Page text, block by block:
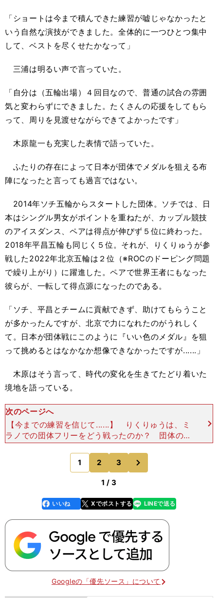
「ショートは今まで積んできた練習が嘘じゃなかったと
いう自然な演技ができました。全体的に一つひとつ集中
して、ベストを尽くせたかなって」
三浦は明るい声で言っていた。
「自分は（五輪出場）４回目なので、普通の試合の雰囲
気と変わらずにできました。たくさんの応援をしてもら
って、周りを見渡せながらできてよかったです」
木原龍一も充実した表情で語っていた。
ふたりの存在によって日本が団体でメダルを狙える布
陣になったと言っても過言ではない。
2014年ソチ五輪からスタートした団体。ソチでは、日
本はシングル男女がポイントを重ねたが、カップル競技
のアイスダンス、ペアは得点が伸びず５位に終わった。
2018年平昌五輪も同じく５位。それが、りくりゅうが参
戦した2022年北京五輪は２位（※ROCのドーピング問題
で繰り上がり）に躍進した。ペアで世界王者にもなった
彼らが、一転して得点源になったのである。
「ソチ、平昌とチームに貢献できず、助けてもらうこと
が多かったんですが、北京で力になれたのがうれしく
て。日本が団体戦にこのように『いい色のメダル』を狙
って挑めるとはなかなか想像できなかったですが......」
木原はそう言って、時代の変化を生きてたどり着いた
境地を語っている。
次のページへ
【今までの練習を信じて......】 りくりゅうは、ミ
ラノでの団体フリーをどう戦ったのか？ 団体の最
終日、ペアは１番手で滑ったアメリカのペア、エリ
ー・カムとダニー・オシェイが会場に火をつけた。
乾坤
1 2 3
1 / 3
faceboo
k
いいね Xでポストする
line LINEで送る
Googleの「優先ソース」について